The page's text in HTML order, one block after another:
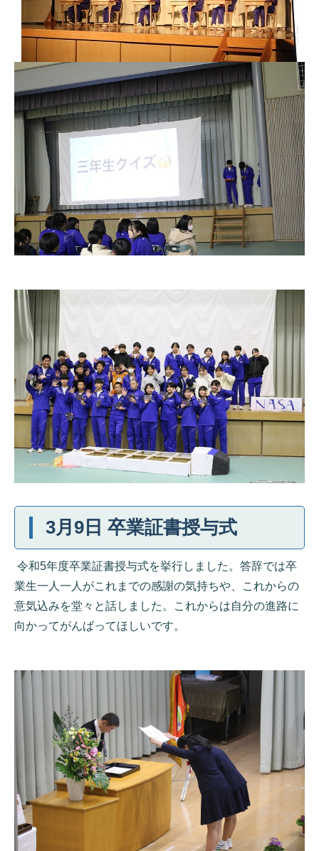
3月9日 卒業証書授与式
令和5年度卒業証書授与式を挙行しました。答辞では卒
業生一人一人がこれまでの感謝の気持ちや、これからの
意気込みを堂々と話しました。これからは自分の進路に
向かってがんばってほしいです。